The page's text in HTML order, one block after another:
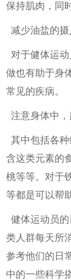
保持肌肉，同
减少油盐的摄
对于健体运
做也有助于身
常见的疾病。
注意身体中，
其中包括各
含这类元素的
桃等等。对于
等都是可以帮
健体运动员
类人群每天所
参考他们的日
中的一些科学